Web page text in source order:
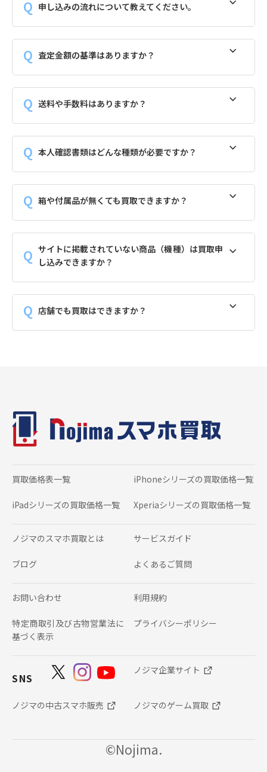
申し込みの流れについて教えてください。
査定金額の基準はありますか？
送料や手数料はありますか？
本人確認書類はどんな種類が必要ですか？
箱や付属品が無くても買取できますか？
サイトに掲載されていない商品（機種）は買取申
し込みできますか？
店舗でも買取はできますか？
買取価格表一覧 iPhoneシリーズの 買取価格一覧
iPadシリーズの 買取価格一覧 Xperiaシリーズの 買取価格一覧
ノジマのスマホ買取とは サービスガイド
ブログ よくあるご質問
お問い合わせ 利用規約
特定商取引及び古物営業法に
基づく表示
プライバシーポリシー
SNS
ノジマ企業サイト
ノジマの中古スマホ販売 ノジマのゲーム買取
©Nojima.